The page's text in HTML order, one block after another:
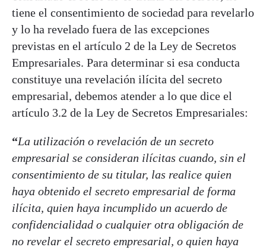
tiene el consentimiento de sociedad para revelarlo
y lo ha revelado fuera de las excepciones
previstas en el artículo 2 de la Ley de Secretos
Empresariales. Para determinar si esa conducta
constituye una revelación ilícita del secreto
empresarial, debemos atender a lo que dice el
artículo 3.2 de la Ley de Secretos Empresariales:
“La utilización o revelación de un secreto
empresarial se consideran ilícitas cuando, sin el
consentimiento de su titular, las realice quien
haya obtenido el secreto empresarial de forma
ilícita, quien haya incumplido un acuerdo de
confidencialidad o cualquier otra obligación de
no revelar el secreto empresarial, o quien haya